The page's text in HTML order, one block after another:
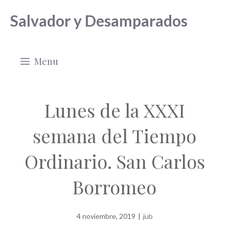
Salvador y Desamparados
Menu
Lunes de la XXXI
semana del Tiempo
Ordinario. San Carlos
Borromeo
4 noviembre, 2019 | jub